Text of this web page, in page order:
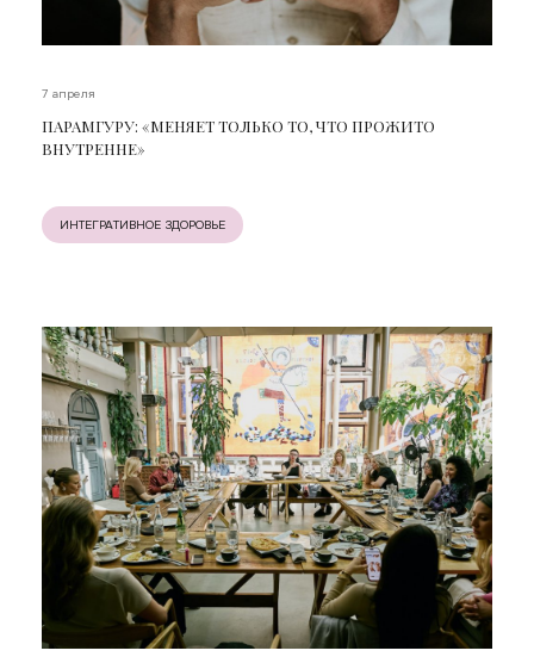
7 апреля
ПАРАМГУРУ: «МЕНЯЕТ ТОЛЬКО ТО, ЧТО ПРОЖИТО
ВНУТРЕННЕ»
ИНТЕГРАТИВНОЕ ЗДОРОВЬЕ